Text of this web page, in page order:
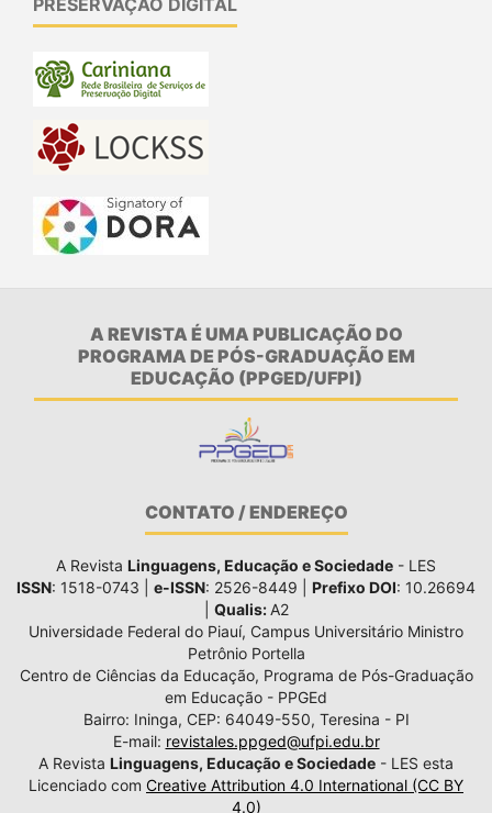
PRESERVAÇÃO DIGITAL
A REVISTA É UMA PUBLICAÇÃO DO
PROGRAMA DE PÓS-GRADUAÇÃO EM
EDUCAÇÃO (PPGED/UFPI)
CONTATO / ENDEREÇO
A Revista Linguagens, Educação e Sociedade - LES
ISSN: 1518-0743 | e-ISSN: 2526-8449 | Prefixo DOI: 10.26694
Qualis: A2
Universidade Federal do Piauí, Campus Universitário Ministro
Petrônio Portella
Centro de Ciências da Educação, Programa de Pós-Graduação
em Educação - PPGEd
Bairro: Ininga, CEP: 64049-550, Teresina - PI
E-mail: revistales.ppged@ufpi.edu.br
A Revista Linguagens, Educação e Sociedade - LES esta
Licenciado com Creative Attribution 4.0 International (CC BY
4.0)